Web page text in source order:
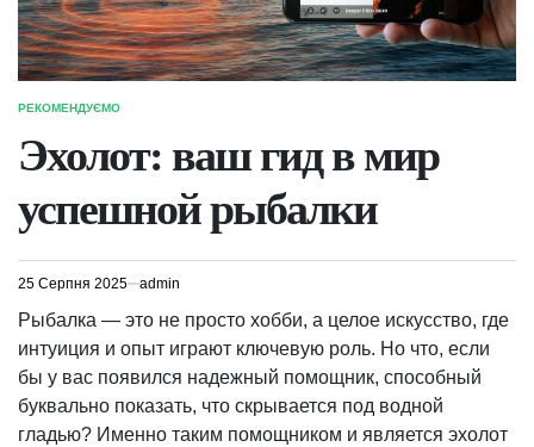
ОПУБЛІКУВАТИ
РЕКОМЕНДУЄМО
Эхолот: ваш гид в мир
успешной рыбалки
25 Серпня 2025 admin
Рыбалка — это не просто хобби, а целое искусство, где
интуиция и опыт играют ключевую роль. Но что, если
бы у вас появился надежный помощник, способный
буквально показать, что скрывается под водной
гладью? Именно таким помощником и является эхолот